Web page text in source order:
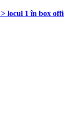
locul 1 în box